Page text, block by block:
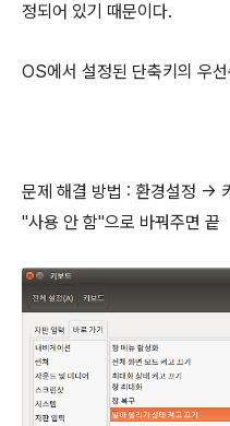
정되어 있기 때문이다.
OS에서 설정된 단축키의 우
문제 해결 방법 : 환경설정 ->
"사용 안 함"으로 바꿔주면 끝